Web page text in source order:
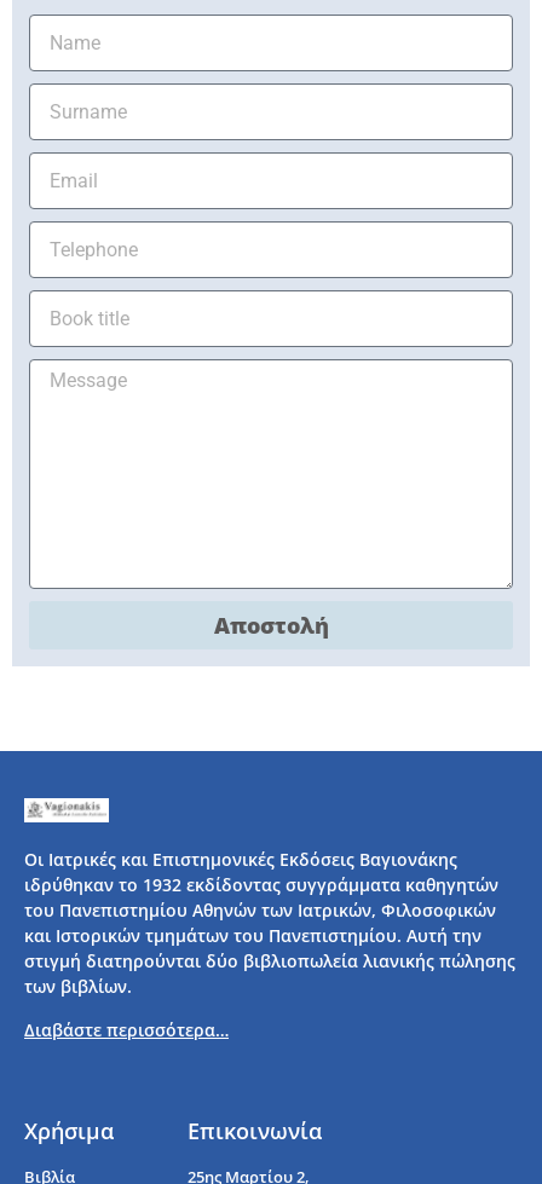
Αποστολή
Οι Ιατρικές και Επιστημονικές Εκδόσεις Βαγιονάκης
ιδρύθηκαν το 1932 εκδίδοντας συγγράμματα καθηγητών
του Πανεπιστημίου Αθηνών των Ιατρικών, Φιλοσοφικών
και Ιστορικών τμημάτων του Πανεπιστημίου. Αυτή την
στιγμή διατηρούνται δύο βιβλιοπωλεία λιανικής πώλησης
των βιβλίων.
Διαβάστε περισσότερα…
Χρήσιμα
Βιβλία
Επικοινωνία
25ης Μαρτίου 2,